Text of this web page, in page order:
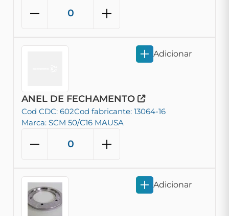
ANEL DE FECHAMENTO
Cod CDC: 602Cod fabricante: 13064-16
Marca: SCM 50/C16 MAUSA
Adicionar
Adicionar